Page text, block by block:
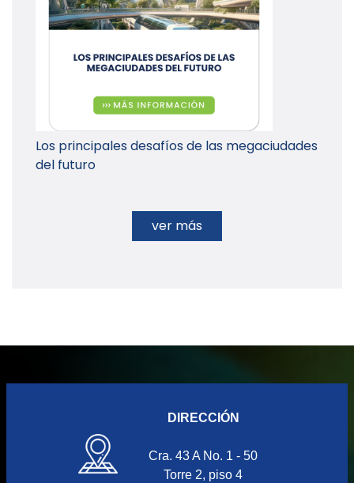
Los principales desafíos de las megaciudades
del futuro
ver más
DIRECCIÓN
Cra. 43 A No. 1 - 50
Torre 2, piso 4